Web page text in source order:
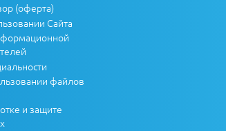
(оферта)
Сайта
файлов
и защите